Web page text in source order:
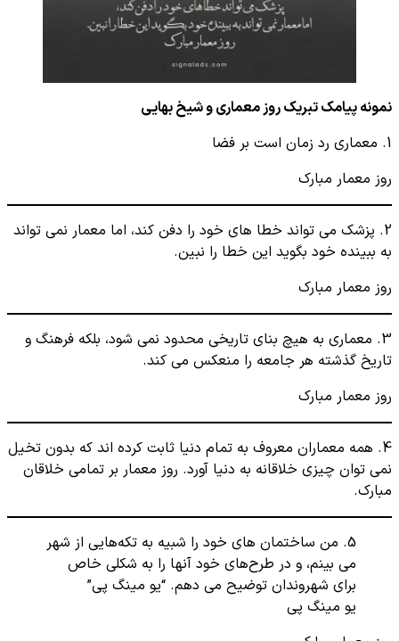
نمونه پیامک تبریک روز معماری و شیخ بهایی
1. معماری رد زمان است بر فضا
روز معمار مبارک
2. پزشک می ‌تواند خطا های خود را دفن کند، اما معمار نمی ‌تواند
به ببینده خود بگوید این خطا را نبین.
روز معمار مبارک
3. معماری به هیچ بنای تاریخی محدود نمی شود، بلکه فرهنگ و
تاریخ گذشته هر جامعه را منعکس می کند.
روز معمار مبارک
4. همه معماران معروف به تمام دنیا ثابت کرده اند که بدون تخیل
نمی توان چیزی خلاقانه به دنیا آورد. روز معمار بر تمامی خلاقان
مبارک.
5. من ساختمان ‌های خود را شبیه به تکه‌هایی از شهر
می بینم، و در طرح‌های خود آنها را به شکلی خاص
برای شهروندان توضیح می‌ دهم. “یو مینگ پی”
یو مینگ پی